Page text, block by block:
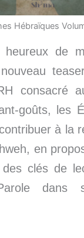
Hébraïques
heureux de
consacré
goûts, les
à la
en
des clés de
dans